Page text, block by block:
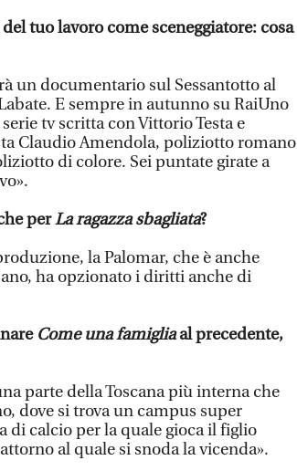
tuo lavoro come sceneggiatore: cosa
un documentario sul Sessantotto al
E sempre in autunno su RaiUno
tv scritta con Vittorio Testa e
Claudio Amendola, poliziotto romano
di colore. Sei puntate girate a
perLa ragazza sbagliata?
la Palomar, che è anche
ha opzionato i diritti anche di
Come una famigliaal precedente,
parte della Toscana più interna che
dove si trova un campus super
di calcio per la quale gioca il figlio
al quale si snoda la vicenda».